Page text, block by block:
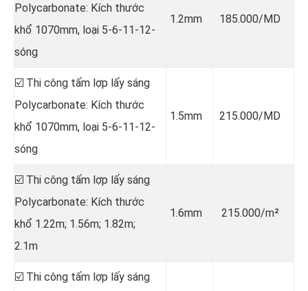
Polycarbonate: Kích thước
khổ 1070mm, loại 5-6-11-12-
sóng
1.2mm 185.000/MD
☑️ Thi công tấm lợp lấy sáng
Polycarbonate: Kích thước
khổ 1070mm, loại 5-6-11-12-
sóng
1.5mm 215.000/MD
☑️ Thi công tấm lợp lấy sáng
Polycarbonate: Kích thước
khổ 1.22m; 1.56m; 1.82m;
2.1m
1.6mm 215.000/m²
☑️ Thi công tấm lợp lấy sáng